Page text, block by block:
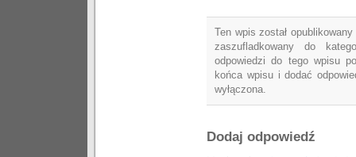
Ten wpis został
zaszufladkowany do
odpowiedzi do tego wpisu
końca wpisu i dodać
wyłączona.
Dodaj odpowiedź